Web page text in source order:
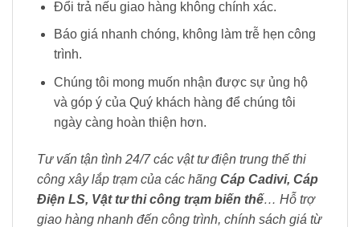
Đổi trả nếu giao hàng không chính xác.
Báo giá nhanh chóng, không làm trễ hẹn công
trình.
Chúng tôi mong muốn nhận được sự ủng hộ
và góp ý của Quý khách hàng để chúng tôi
ngày càng hoàn thiện hơn.
Tư vấn tận tình 24/7 các vật tư điện trung thế thi
công xây lắp trạm của các hãng Cáp Cadivi, Cáp
Điện LS, Vật tư thi công trạm biến thế… Hỗ trợ
giao hàng nhanh đến công trình, chính sách giá từ